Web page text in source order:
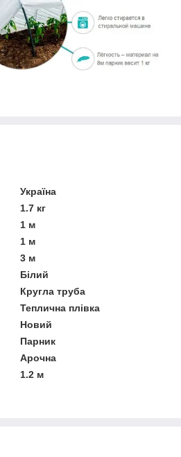
Україна
1.7 кг
1 м
1 м
3 м
Білий
Кругла труба
Теплична плівка
Новий
Парник
Арочна
1.2 м